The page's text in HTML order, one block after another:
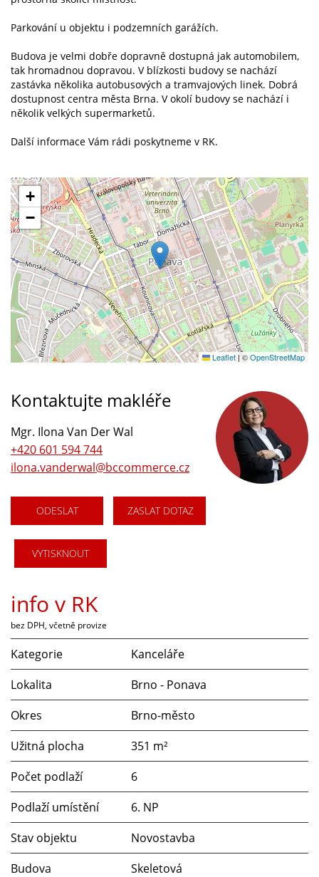
Parkování u objektu i podzemních garážích.
Budova je velmi dobře dopravně dostupná jak automobilem,
tak hromadnou dopravou. V blízkosti budovy se nachází
zastávka několika autobusových a tramvajových linek. Dobrá
dostupnost centra města Brna. V okolí budovy se nachází i
několik velkých supermarketů.
Další informace Vám rádi poskytneme v RK.
+
−
Leaflet |©OpenStreetMap
Kontaktujte makléře
Mgr. Ilona Van Der Wal
+420 601 594 744
ilona.vanderwal@bccommerce.cz
ODESLAT ZASLAT DOTAZ
VYTISKNOUT
info v RK
bez DPH, včetně provize
Kategorie
Kanceláře
Lokalita
Brno - Ponava
Okres
Brno-město
Užitná plocha
351 m²
Počet podlaží
6
Podlaží umístění
6. NP
Stav objektu
Novostavba
Budova
Skeletová